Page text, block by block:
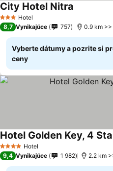
3 Počet hviezdičiek
Hotel
City Hotel Nitra
8,7 Vynikajúce 757 0.9 km
Vyberte dátumy a pozrite si
ceny
4 Počet hviezdičiek
Hotel
Hotel Golden Key, 4
9,4 Vynikajúce 1 982 2.2 km